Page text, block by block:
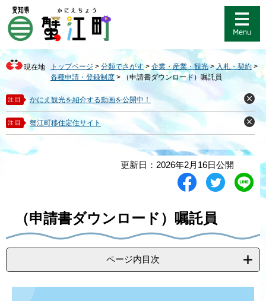
ジ
先
頭
で
す
。
ュ
を
飛
ば
し
て
本
文
現在地 トップページ > 分類でさがす >企業・産業・観光 >入札・契約 >
各種申請・登録制度 > （申請書ダウンロード）嘱託員
注目 かにえ観光を紹介する動画を公開中！
閉
じ
る
注目 蟹江町移住定住サイト
閉
じ
更新日：2026年2月16日公開
シ
す
る
ツ
る
L
る
（申請書ダウンロード）嘱託員
ページ内目次